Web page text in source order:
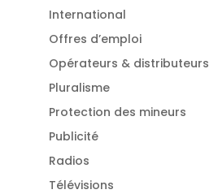
International
Offres d’emploi
Opérateurs & distributeurs
Pluralisme
Protection des mineurs
Publicité
Radios
Télévisions